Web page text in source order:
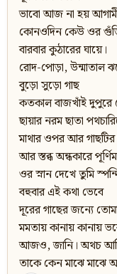
ভাবো আজ না হয়
কোনওদিন কেউ ওর
বারবার কুঠারের ঘায়ে।
রোদ-পোড়া, উন্মাতাল
বুড়ো সুড়ো গাছ
কতকাল বাজখাঁই দুপুরে
ছায়ার নরম ছাতা
মাথার ওপর আর
আর স্তব্ধ অন্ধকারে
ওর স্নান দেখে তুমি
বহুবার এই কথা ভেবে
দূরের গাছের জন্যে
মমতায় কানায় কানায়
আজও, জানি। অথচ
তাকে কেন মাঝে মাঝে